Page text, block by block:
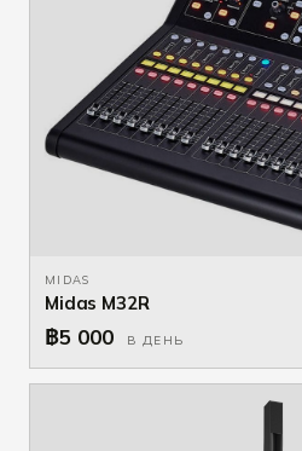
MIDAS
Midas M32R
฿5 000 В ДЕНЬ